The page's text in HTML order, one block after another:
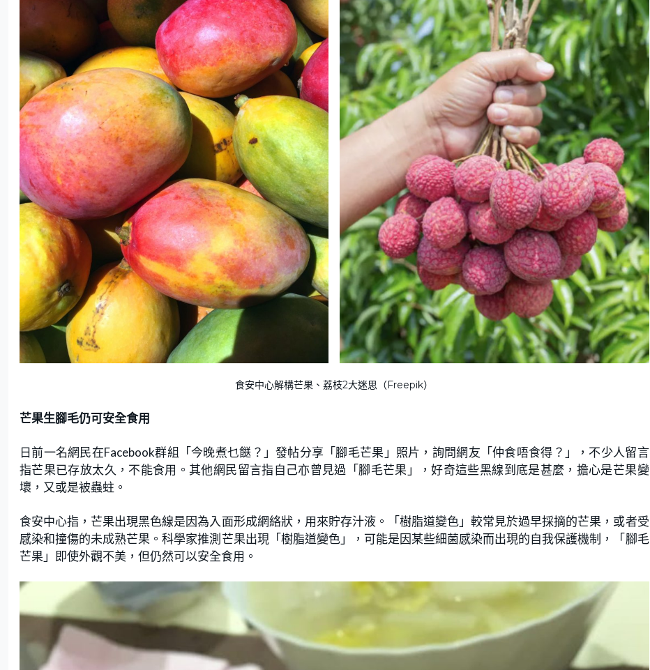
食安中心解構芒果、荔枝2大迷思（Freepik）
芒果生腳毛仍可安全食用
日前一名網民在Facebook群組「今晚煮乜餸？」發帖分享「腳毛芒果」照片，詢問網友「仲食唔食得？」，不少人留言
指芒果已存放太久，不能食用。其他網民留言指自己亦曾見過「腳毛芒果」，好奇這些黑線到底是甚麼，擔心是芒果變
壞，又或是被蟲蛀。
食安中心指，芒果出現黑色線是因為入面形成網絡狀，用來貯存汁液。「樹脂道變色」較常見於過早採摘的芒果，或者受
感染和撞傷的未成熟芒果。科學家推測芒果出現「樹脂道變色」，可能是因某些細菌感染而出現的自我保護機制，「腳毛
芒果」即使外觀不美，但仍然可以安全食用。